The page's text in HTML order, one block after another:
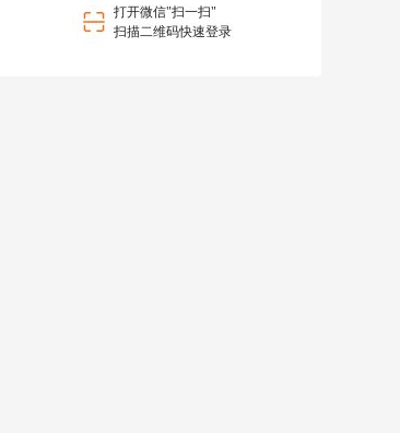
打开微信"扫一扫"
扫描二维码快速登录